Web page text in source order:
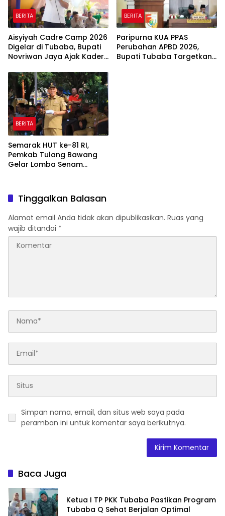
BERITA
Aisyiyah Cadre Camp 2026
Digelar di Tubaba, Bupati
Novriwan Jaya Ajak Kader
Pembangunan
BERITA
Paripurna KUA PPAS
Perubahan APBD 2026,
Bupati Tubaba Targetkan
BERITA
Semarak HUT ke-81 RI,
Pemkab Tulang Bawang
Gelar Lomba Senam
Tinggalkan Balasan
Alamat email Anda tidak akan dipublikasikan. Ruas yang
wajib ditandai *
Simpan nama, email, dan situs web saya pada
peramban ini untuk komentar saya berikutnya.
Baca Juga
Ketua I TP PKK Tubaba Pastikan Program
Tubaba Q Sehat Berjalan Optimal